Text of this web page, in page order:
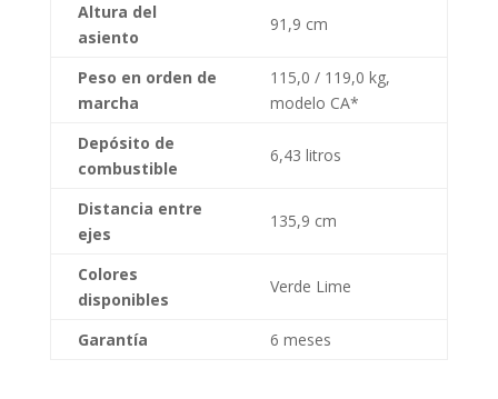
Altura del
asiento
91,9 cm
Peso en orden de
marcha
115,0 / 119,0 kg,
modelo CA*
Depósito de
combustible
6,43 litros
Distancia entre
ejes
135,9 cm
Colores
disponibles
Verde Lime
Garantía 6 meses